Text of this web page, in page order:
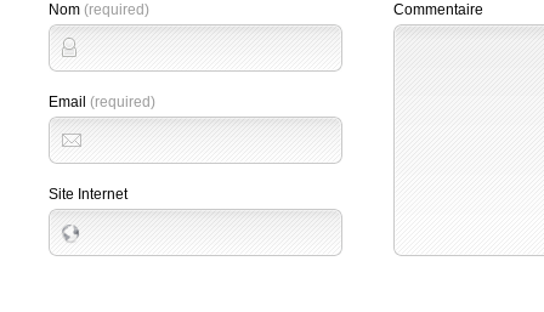
Nom (required)
Email (required)
Site Internet
Commentaire